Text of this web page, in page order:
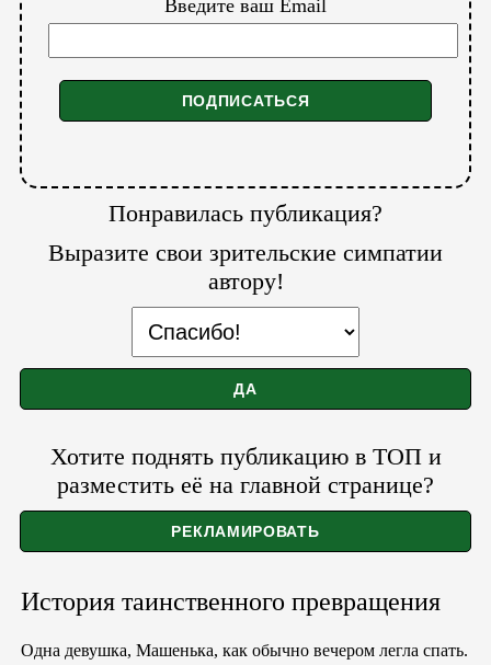
Введите ваш Email
Понравилась публикация?
Выразите свои зрительские симпатии
автору!
Хотите поднять публикацию в ТОП и
разместить её на главной странице?
История таинственного превращения
Одна девушка, Машенька, как обычно вечером легла спать.